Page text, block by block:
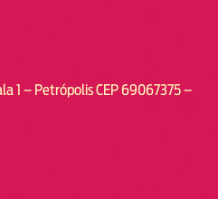
1 – Petrópolis CEP 69067375 –